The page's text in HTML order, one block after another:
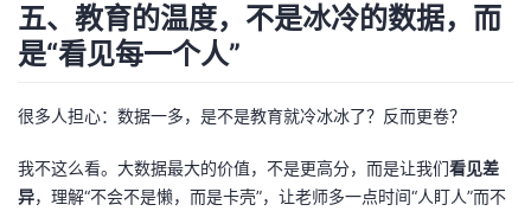
五、教育的温度，不是冰冷的数据，而
是“看见每一个人”
很多人担心：数据一多，是不是教育就冷冰冰了？反而更卷？
我不这么看。大数据最大的价值，不是更高分，而是让我们看见差
异，理解“不会不是懒，而是卡壳”，让老师多一点时间“人盯人”而不